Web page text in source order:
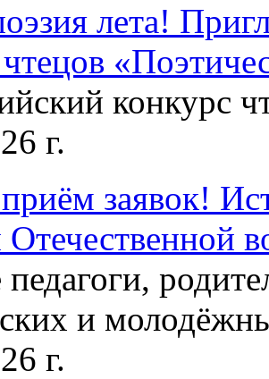
лета!
конкурс
г.
заявок!
и
г.